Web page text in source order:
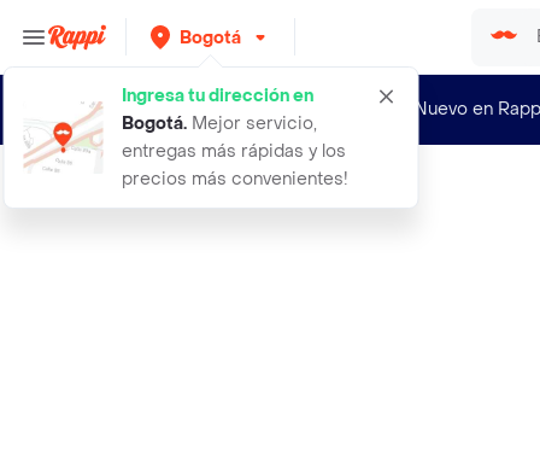
Bogotá
Ingresa tu dirección en
Bogotá. Mejor servicio,
entregas más rápidas y los
precios más convenientes!
¿Nuevo en
bombillo bengala bg 253 luz led rec